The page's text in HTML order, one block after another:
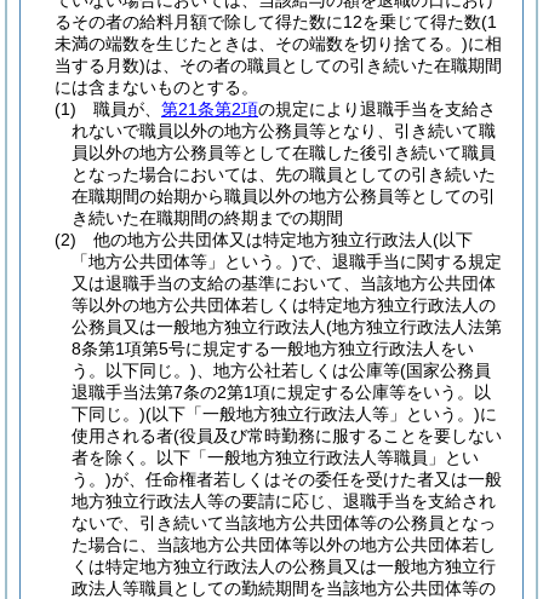
るその者の給料月額で除して得た数に12を乗じて得た数(1
未満の端数を生じたときは、その端数を切り捨てる。)に相
当する月数)は、その者の職員としての引き続いた在職期間
には含まないものとする。
(1)
職員が、 第21条第2項の規定により退職手当を支給さ
れないで職員以外の地方公務員等となり、引き続いて職
員以外の地方公務員等として在職した後引き続いて職員
となった場合においては、先の職員としての引き続いた
在職期間の始期から職員以外の地方公務員等としての引
き続いた在職期間の終期までの期間
(2)
他の地方公共団体又は特定地方独立行政法人(以下
「地方公共団体等」という。)で、退職手当に関する規定
又は退職手当の支給の基準において、当該地方公共団体
等以外の地方公共団体若しくは特定地方独立行政法人の
公務員又は一般地方独立行政法人(地方独立行政法人法第
8条第1項第5号に規定する一般地方独立行政法人をい
う。以下同じ。) 、地方公社若しくは公庫等(国家公務員
退職手当法第7条の2第1項に規定する公庫等をいう。以
下同じ。)(以下「一般地方独立行政法人等」という。)に
使用される者(役員及び常時勤務に服することを要しない
者を除く。以下「一般地方独立行政法人等職員」とい
う。)が、任命権者若しくはその委任を受けた者又は一般
地方独立行政法人等の要請に応じ、退職手当を支給され
ないで、引き続いて当該地方公共団体等の公務員となっ
た場合に、当該地方公共団体等以外の地方公共団体若し
くは特定地方独立行政法人の公務員又は一般地方独立行
政法人等職員としての勤続期間を当該地方公共団体等の